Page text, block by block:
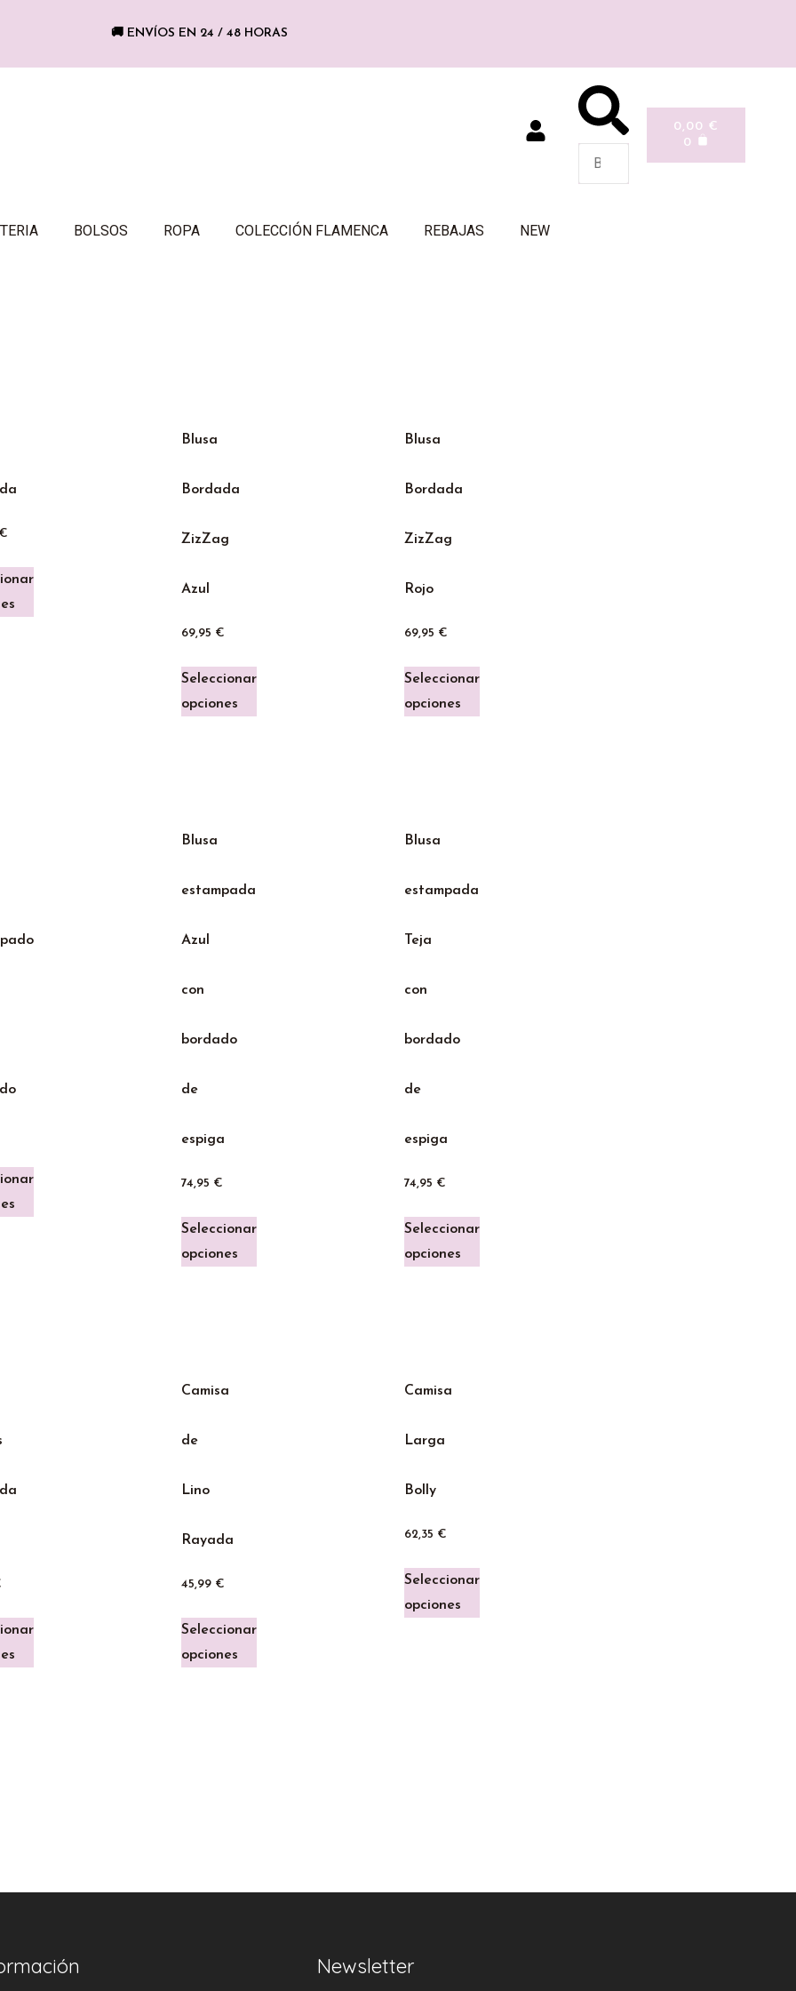
🚚 ENVÍOS EN 24 / 48 HORAS
0,00 €
0
BOLSOS ROPA COLECCIÓN FLAMENCA REBAJAS NEW
Blusa
Bordada
ZizZag
Azul
69,95 €
Seleccionar
opciones
Blusa
Bordada
ZizZag
Rojo
69,95 €
Seleccionar
opciones
Blusa
estampada
Azul
con
bordado
de
espiga
74,95 €
Seleccionar
opciones
Blusa
estampada
Teja
con
bordado
de
espiga
74,95 €
Seleccionar
opciones
Camisa
de
Lino
Rayada
45,99 €
Seleccionar
opciones
Camisa
Larga
Bolly
62,35 €
Seleccionar
opciones
Newsletter